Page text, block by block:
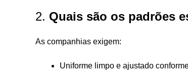
2. Quais são os padrões
As companhias exigem:
Uniforme limpo e ajustado